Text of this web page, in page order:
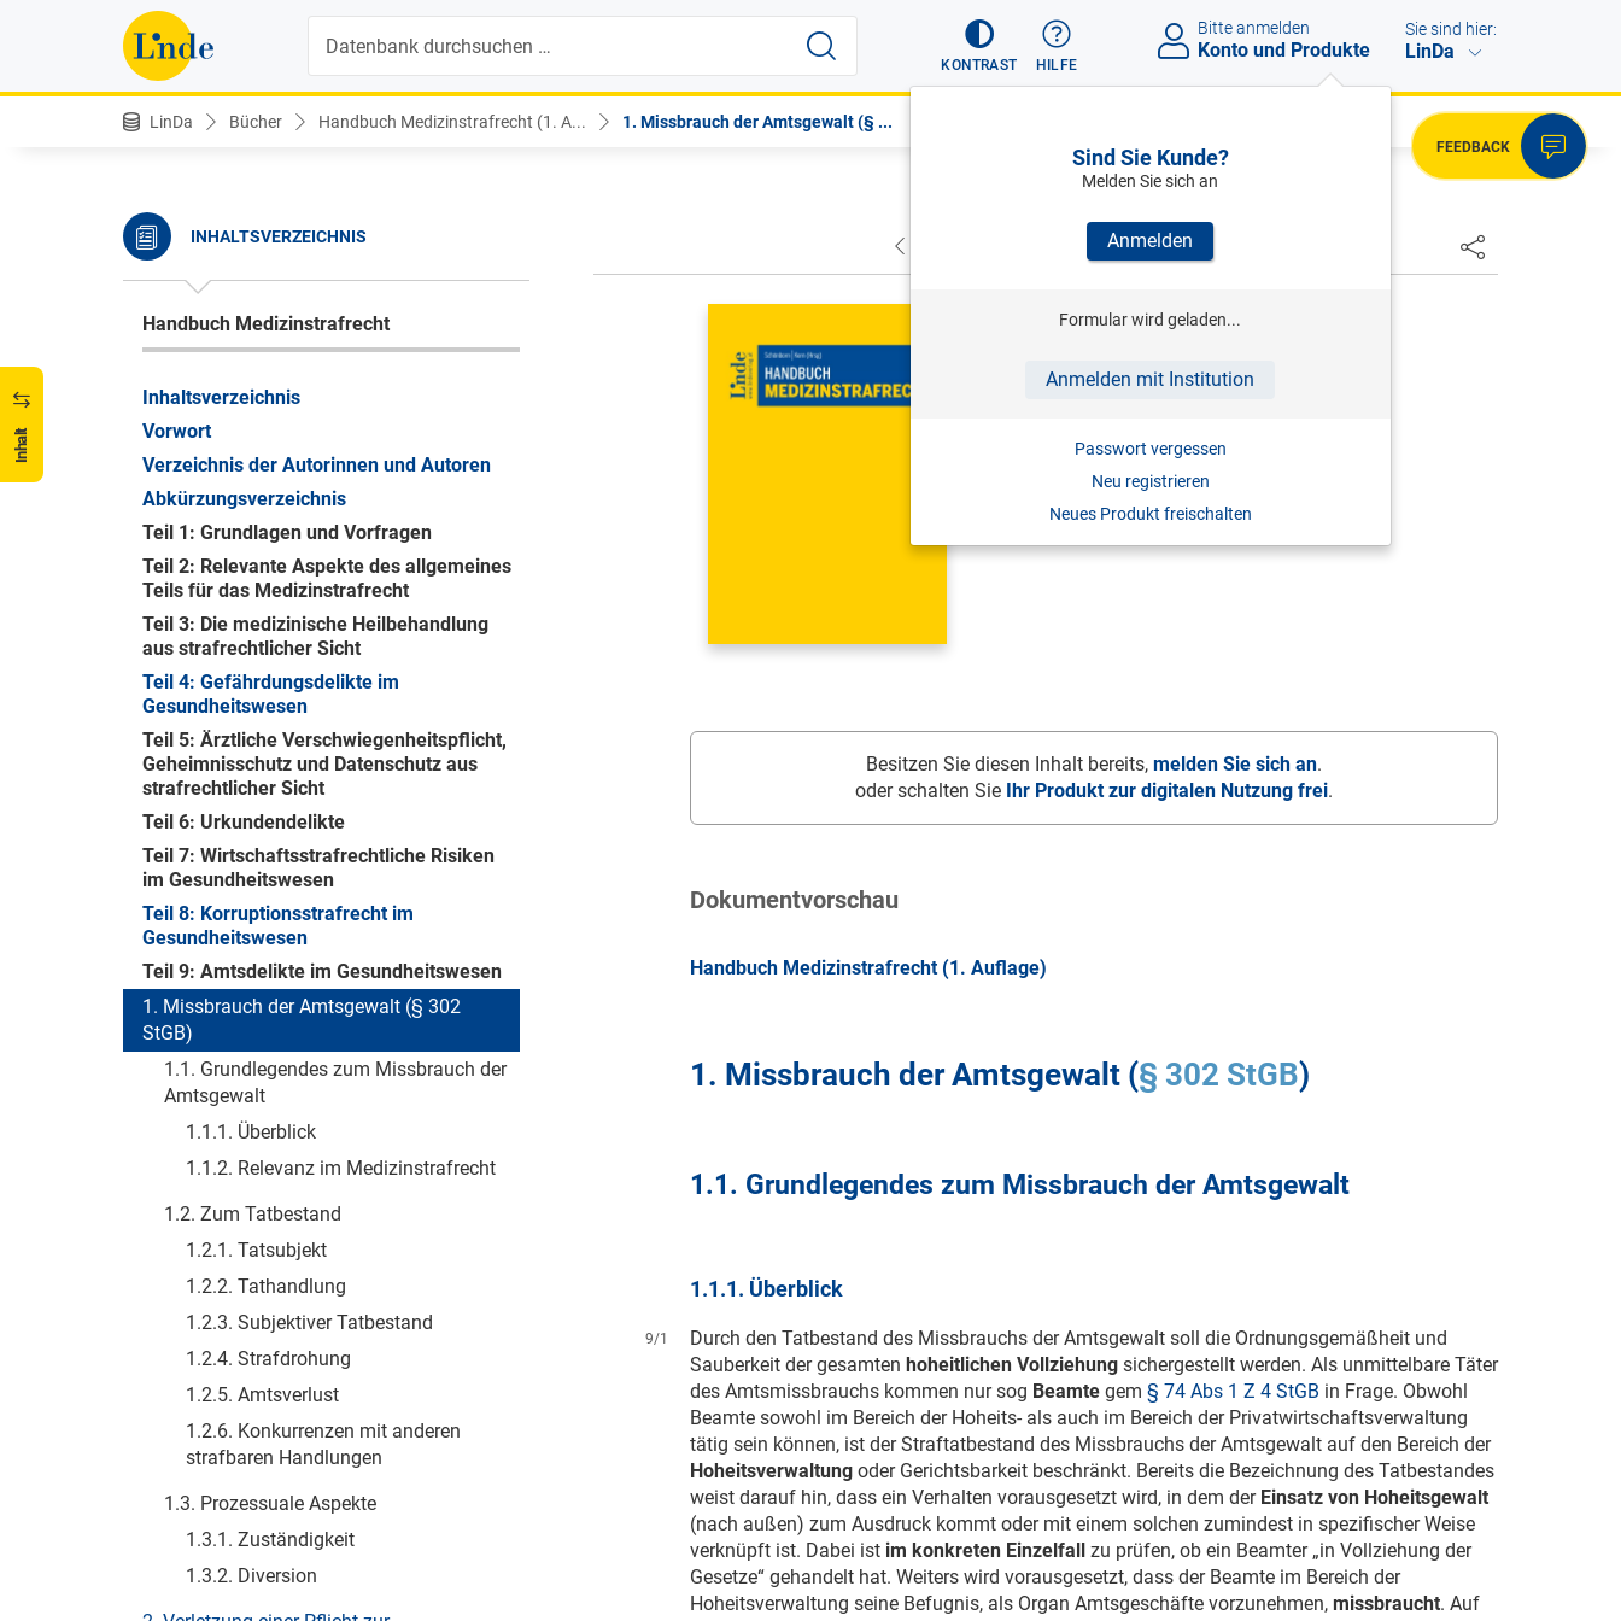
KONTRAST HILFE
Bitte anmelden
Konto und Produkte
Sind Sie Kunde?
Melden Sie sich an
Anmelden
Formular wird geladen...
Anmelden mit Institution
Passwort vergessen
Neu registrieren
Neues Produkt freischalten
Sie sind hier:
LinDa
LinDa Bücher Handbuch Medizinstrafrecht (1. A... 1. Missbrauch der Amtsgewalt (§ ...
FEEDBACK
Inhalt
INHALTSVERZEICHNIS
Handbuch Medizinstrafrecht
Inhaltsverzeichnis
Vorwort
Verzeichnis der Autorinnen und Autoren
Abkürzungsverzeichnis
Teil 1: Grundlagen und Vorfragen
Teil 2: Relevante Aspekte des allgemeines
Teils für das Medizinstrafrecht
Teil 3: Die medizinische Heilbehandlung
aus strafrechtlicher Sicht
Teil 4: Gefährdungsdelikte im
Gesundheitswesen
Teil 5: Ärztliche Verschwiegenheitspflicht,
Geheimnisschutz und Datenschutz aus
strafrechtlicher Sicht
Teil 6: Urkundendelikte
Teil 7: Wirtschaftsstrafrechtliche Risiken
im Gesundheitswesen
Teil 8: Korruptionsstrafrecht im
Gesundheitswesen
Teil 9: Amtsdelikte im Gesundheitswesen
1. Missbrauch der Amtsgewalt (§ 302
StGB)
1.1. Grundlegendes zum Missbrauch der
Amtsgewalt
1.1.1. Überblick
1.1.2. Relevanz im Medizinstrafrecht
1.2. Zum Tatbestand
1.2.1. Tatsubjekt
1.2.2. Tathandlung
1.2.3. Subjektiver Tatbestand
1.2.4. Strafdrohung
1.2.5. Amtsverlust
1.2.6. Konkurrenzen mit anderen
strafbaren Handlungen
1.3. Prozessuale Aspekte
1.3.1. Zuständigkeit
1.3.2. Diversion
NÄCHSTER
SCHÖNBORN/KERN (HRSG)
Print-ISBN: 978-3-7073-5430-0
Besitzen Sie diesen Inhalt bereits, melden Sie sich an.
oder schalten Sie Ihr Produkt zur digitalen Nutzung frei.
Dokumentvorschau
Handbuch Medizinstrafrecht (1. Auflage)
1. Missbrauch der Amtsgewalt (§ 302 StGB)
1.1. Grundlegendes zum Missbrauch der Amtsgewalt
1.1.1. Überblick
9/1
Durch den Tatbestand des Missbrauchs der Amtsgewalt soll die Ordnungsgemäßheit und
Sauberkeit der gesamten hoheitlichen Vollziehung sichergestellt werden. Als unmittelbare Täter
des Amtsmissbrauchs kommen nur sog Beamte gem § 74 Abs 1 Z 4 StGB in Frage. Obwohl
Beamte sowohl im Bereich der Hoheits- als auch im Bereich der Privatwirtschaftsverwaltung
tätig sein können, ist der Straftatbestand des Missbrauchs der Amtsgewalt auf den Bereich der
Hoheitsverwaltung oder Gerichtsbarkeit beschränkt. Bereits die Bezeichnung des Tatbestandes
weist darauf hin, dass ein Verhalten vorausgesetzt wird, in dem der Einsatz von Hoheitsgewalt
(nach außen) zum Ausdruck kommt oder mit einem solchen zumindest in spezifischer Weise
verknüpft ist. Dabei ist im konkreten Einzelfall zu prüfen, ob ein Beamter „in Vollziehung der
Gesetze“ gehandelt hat. Weiters wird vorausgesetzt, dass der Beamte im Bereich der
Hoheitsverwaltung seine Befugnis, als Organ Amtsgeschäfte vorzunehmen, missbraucht. Auf